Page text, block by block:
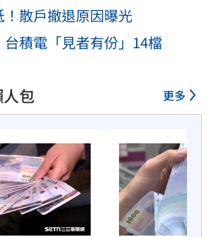
散戶撤退原因曝光
積電「見者有份」14檔
包 更多